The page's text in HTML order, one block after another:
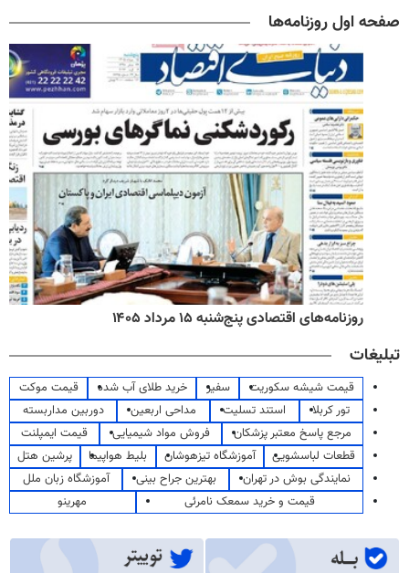
صفحه اول روزنامه‌ها
روزنامه‌های اقتصادی پنج‌شنبه ۱۵ مرداد ۱۴۰۵
تبلیغات
قیمت شیشه سکوریت سفیر خرید طلای آب شده
قیمت موکت
تور کربلا
استند تسلیت مداحی اربعین
دوربین مداربسته
مرجع پاسخ معتبر پزشکان
فروش مواد شیمیایی
قیمت ایمپلنت
قطعات لباسشویی
آموزشگاه تیزهوشان بلیط هواپیما
پرشین هتل
نمایندگی بوش در تهران
بهترین جراح بینی
آموزشگاه زبان ملل
قیمت و خرید سمعک نامرئی
مهرینو